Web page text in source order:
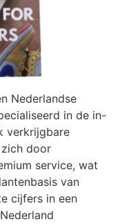
Nederlandse
in de in-
verkrijgbare
door
service, wat
van
cijfers in een